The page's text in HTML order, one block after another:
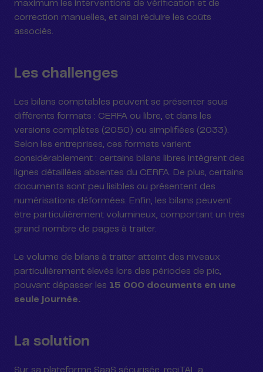
maximum les interventions de vérification et de
correction manuelles, et ainsi réduire les coûts
associés.
Les challenges
Les bilans comptables peuvent se présenter sous
différents formats : CERFA ou libre, et dans les
versions complètes (2050) ou simplifiées (2033).
Selon les entreprises, ces formats varient
considérablement : certains bilans libres intègrent des
lignes détaillées absentes du CERFA. De plus, certains
documents sont peu lisibles ou présentent des
numérisations déformées. Enfin, les bilans peuvent
être particulièrement volumineux, comportant un très
grand nombre de pages à traiter.
Le volume de bilans à traiter atteint des niveaux
particulièrement élevés lors des périodes de pic,
pouvant dépasser les 15 000 documents en une
seule journée.
La solution
Sur sa plateforme SaaS sécurisée, reciTAL a